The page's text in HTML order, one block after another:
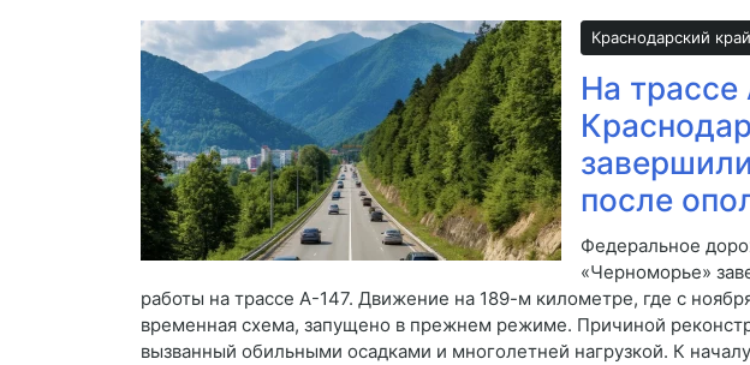
Краснодарский край
На трассе
после
Федеральное
«Черноморье»
работы на трассе А-147. Движение на 189-м километре, где с
временная схема, запущено в прежнем режиме. Причиной
вызванный обильными осадками и многолетней нагрузкой. К